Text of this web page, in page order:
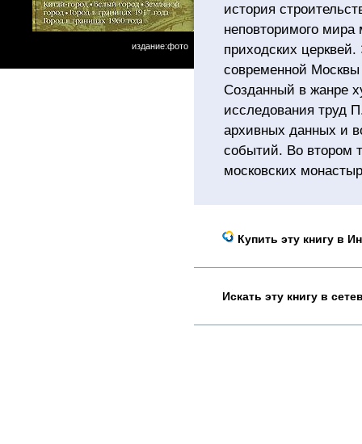
издание:фото
история
неповторимого мира
приходских
современной Москвы
Созданный в жанре
исследования труд
архивных данных и
событий. Во втором
московских
Купить эту книгу в
Искать эту книгу в